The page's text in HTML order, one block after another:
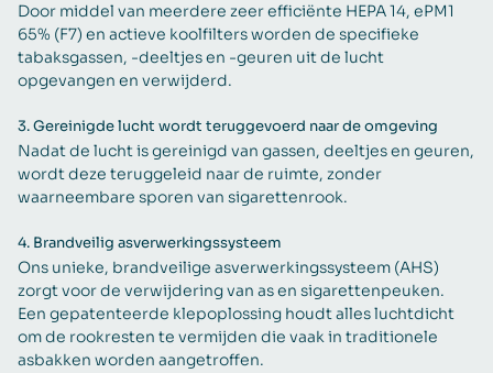
Door middel van meerdere zeer efficiënte HEPA 14, ePM1
65% (F7) en actieve koolfilters worden de specifieke
tabaksgassen, -deeltjes en -geuren uit de lucht
opgevangen en verwijderd.
3.Gereinigde lucht wordt teruggevoerd naar de omgeving
Nadat de lucht is gereinigd van gassen, deeltjes en geuren,
wordt deze teruggeleid naar de ruimte, zonder
waarneembare sporen van sigarettenrook.
4. Brandveilig asverwerkingssysteem
Ons unieke, brandveilige asverwerkingssysteem (AHS)
zorgt voor de verwijdering van as en sigarettenpeuken.
Een gepatenteerde klepoplossing houdt alles luchtdicht
om de rookresten te vermijden die vaak in traditionele
asbakken worden aangetroffen.